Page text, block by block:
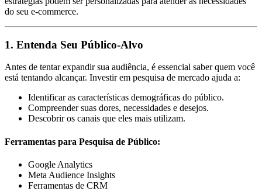
do seu e-commerce.
1. Entenda Seu Público-Alvo
Antes de tentar expandir sua audiência, é essencial saber quem você
está tentando alcançar. Investir em pesquisa de mercado ajuda a:
Identificar as características demográficas do público.
Compreender suas dores, necessidades e desejos.
Descobrir os canais que eles mais utilizam.
Ferramentas para Pesquisa de Público:
Google Analytics
Meta Audience Insights
Ferramentas de CRM